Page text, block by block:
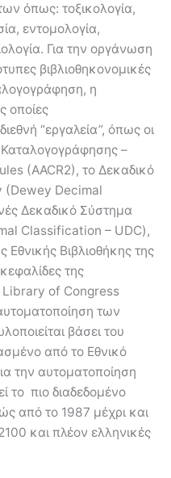
όπως: τοξικολογία,
εντομολογία,
Για την οργάνωση
βιβλιοθηκονομικές
η
οποίες
“εργαλεία”, όπως οι
–
(AACR2), το Δεκαδικό
(Dewey Decimal
Δεκαδικό Σύστημα
Classification – UDC),
Εθνικής Βιβλιοθήκης της
της
Library of Congress
των
βάσει του
από το Εθνικό
την αυτοματοποίηση
το πιο διαδεδομένο
από το 1987 μέχρι και
και πλέον ελληνικές